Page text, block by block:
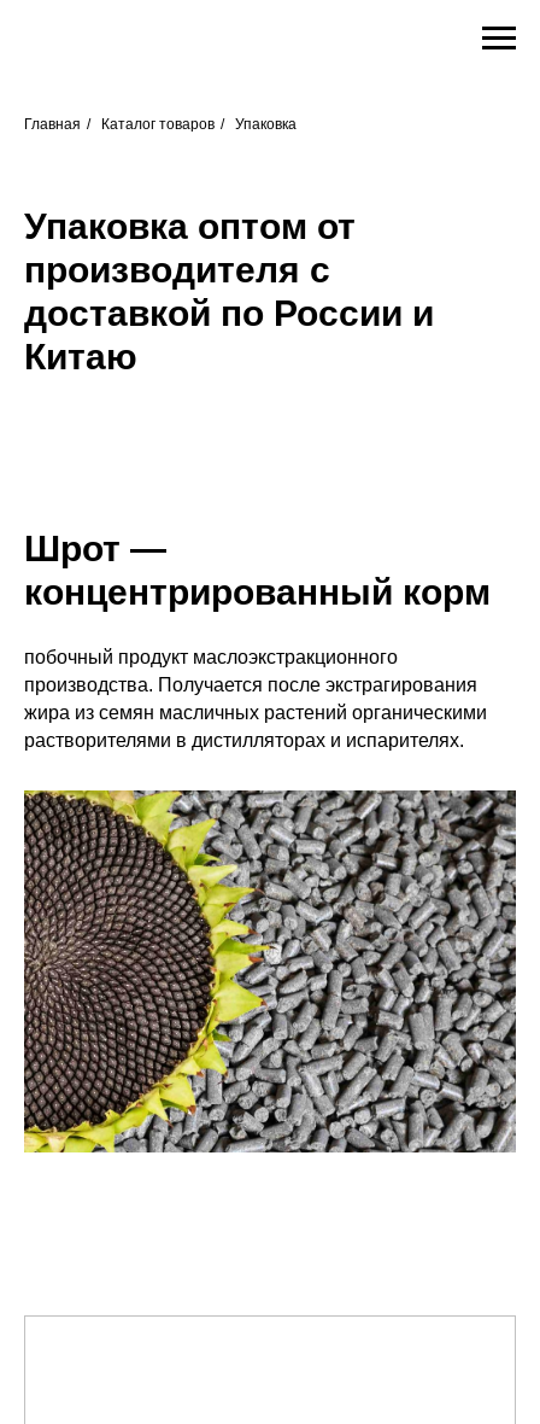
Главная / Каталог товаров / Упаковка
Упаковка оптом от
производителя с
доставкой по России и
Китаю
Шрот —
концентрированный корм
побочный продукт маслоэкстракционного
производства. Получается после экстрагирования
жира из семян масличных растений органическими
растворителями в дистилляторах и испарителях.